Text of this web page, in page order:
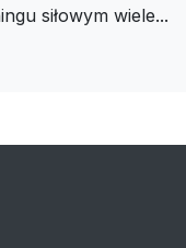
siłowym wiele...